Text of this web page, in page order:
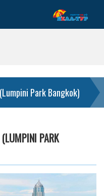
Park Bangkok)
PARK